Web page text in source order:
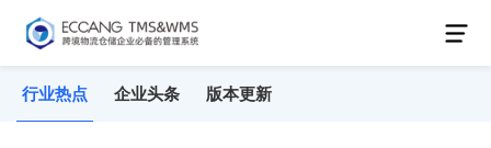
行业热点 企业头条 版本更新